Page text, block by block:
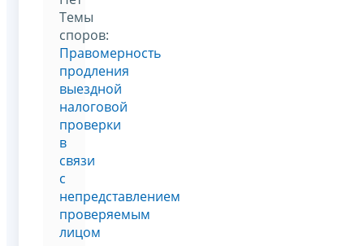
Темы
споров:
Правомерность
продления
выездной
налоговой
проверки
в
связи
с
непредставлением
проверяемым
лицом